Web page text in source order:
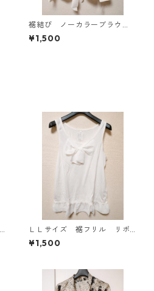
裾結び ノーカラーブラウ
ス ３Ｌ アイボリー KAE-
4813
¥1,500
ＬＬサイズ 裾フリル リボ
ン付きタンクトップ オフホ
ワイト KAE-4781
¥1,500